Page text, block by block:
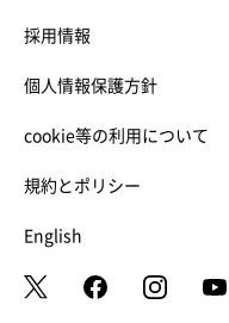
採用情報
個人情報保護方針
cookie等の利用について
規約とポリシー
English